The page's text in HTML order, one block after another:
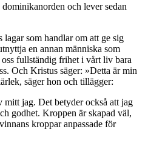
och lever sedan
som handlar om att ge sig
en annan människa som
fullständig frihet i vårt liv bara
Och Kristus säger: »Detta är min
säger hon och tillägger:
mitt jag. Det betyder också att jag
godhet. Kroppen är skapad väl,
kroppar anpassade för